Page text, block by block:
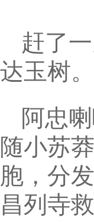
赶了
达玉树。
阿忠
随小苏
胞，分
昌列寺